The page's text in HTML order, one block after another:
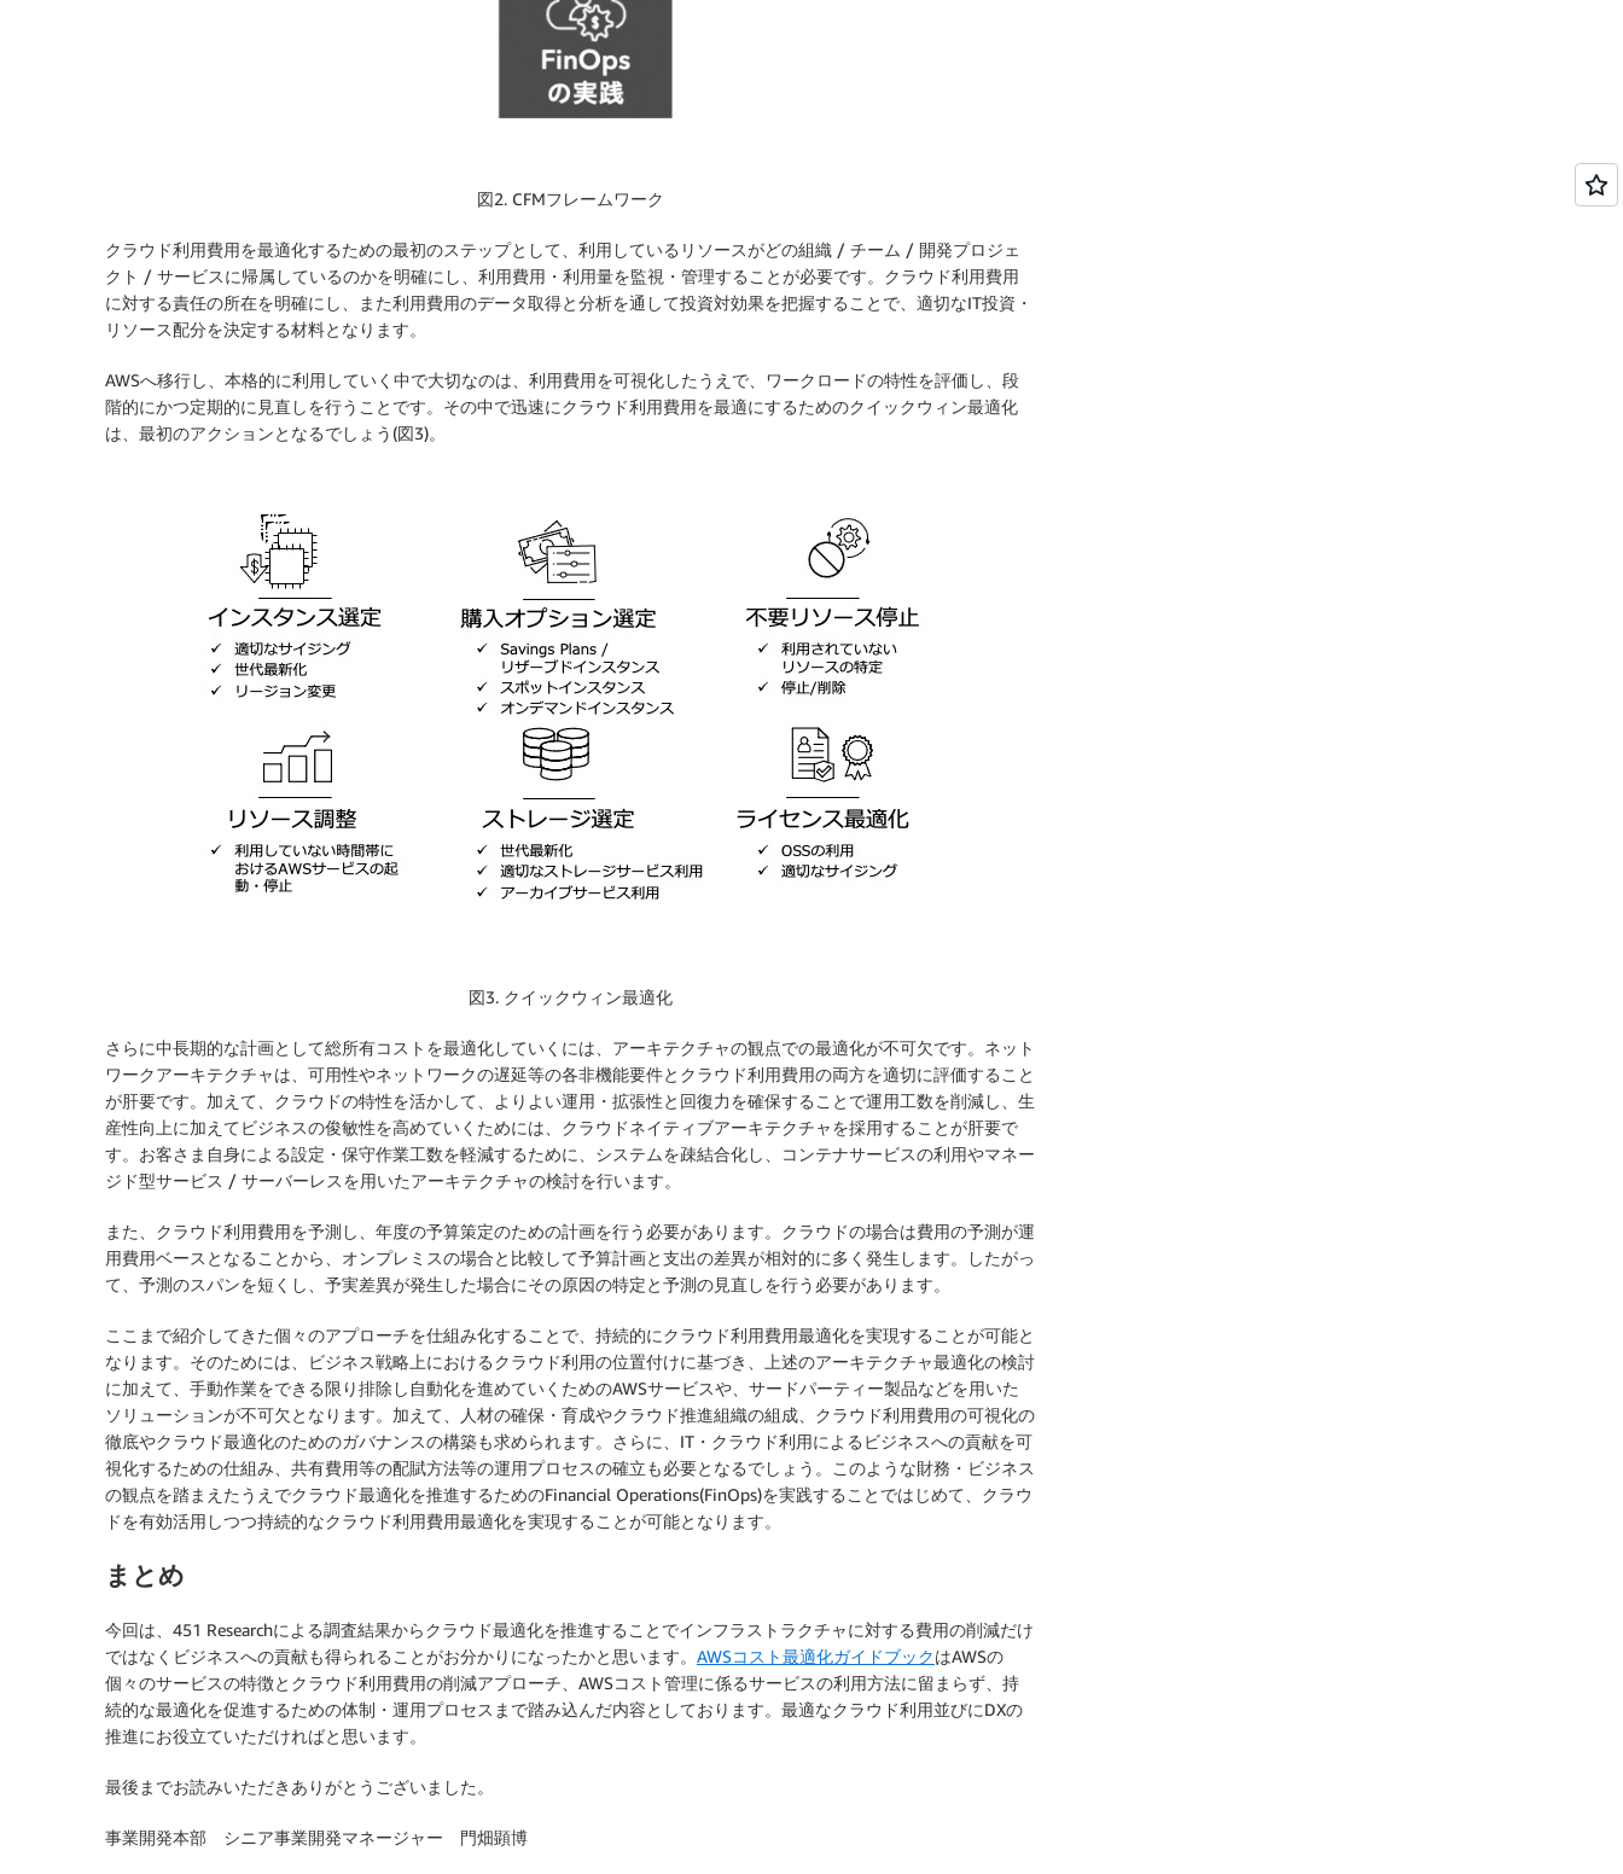
図2. CFMフレームワーク
クラウド利用費用を最適化するための最初のステップとして、利用しているリソースがどの組織 / チーム / 開発プロジェ
クト / サービスに帰属しているのかを明確にし、利用費用・利用量を監視・管理することが必要です。クラウド利用費用
に対する責任の所在を明確にし、また利用費用のデータ取得と分析を通して投資対効果を把握することで、適切なIT投資・
リソース配分を決定する材料となります。
AWSへ移行し、本格的に利用していく中で大切なのは、利用費用を可視化したうえで、ワークロードの特性を評価し、段
階的にかつ定期的に見直しを行うことです。その中で迅速にクラウド利用費用を最適にするためのクイックウィン最適化
は、最初のアクションとなるでしょう(図3)。
図3. クイックウィン最適化
さらに中長期的な計画として総所有コストを最適化していくには、アーキテクチャの観点での最適化が不可欠です。ネット
ワークアーキテクチャは、可用性やネットワークの遅延等の各非機能要件とクラウド利用費用の両方を適切に評価すること
が肝要です。加えて、クラウドの特性を活かして、よりよい運用・拡張性と回復力を確保することで運用工数を削減し、生
産性向上に加えてビジネスの俊敏性を高めていくためには、クラウドネイティブアーキテクチャを採用することが肝要で
す。お客さま自身による設定・保守作業工数を軽減するために、システムを疎結合化し、コンテナサービスの利用やマネー
ジド型サービス / サーバーレスを用いたアーキテクチャの検討を行います。
また、クラウド利用費用を予測し、年度の予算策定のための計画を行う必要があります。クラウドの場合は費用の予測が運
用費用ベースとなることから、オンプレミスの場合と比較して予算計画と支出の差異が相対的に多く発生します。したがっ
て、予測のスパンを短くし、予実差異が発生した場合にその原因の特定と予測の見直しを行う必要があります。
ここまで紹介してきた個々のアプローチを仕組み化することで、持続的にクラウド利用費用最適化を実現することが可能と
なります。そのためには、ビジネス戦略上におけるクラウド利用の位置付けに基づき、上述のアーキテクチャ最適化の検討
に加えて、手動作業をできる限り排除し自動化を進めていくためのAWSサービスや、サードパーティー製品などを用いた
ソリューションが不可欠となります。加えて、人材の確保・育成やクラウド推進組織の組成、クラウド利用費用の可視化の
徹底やクラウド最適化のためのガバナンスの構築も求められます。さらに、IT・クラウド利用によるビジネスへの貢献を可
視化するための仕組み、共有費用等の配賦方法等の運用プロセスの確立も必要となるでしょう。このような財務・ビジネス
の観点を踏まえたうえでクラウド最適化を推進するためのFinancial Operations(FinOps)を実践することではじめて、クラウ
ドを有効活用しつつ持続的なクラウド利用費用最適化を実現することが可能となります。
まとめ
今回は、451 Researchによる調査結果からクラウド最適化を推進することでインフラストラクチャに対する費用の削減だけ
ではなくビジネスへの貢献も得られることがお分かりになったかと思います。 AWSコスト最適化ガイドブックはAWSの
個々のサービスの特徴とクラウド利用費用の削減アプローチ、AWSコスト管理に係るサービスの利用方法に留まらず、持
続的な最適化を促進するための体制・運用プロセスまで踏み込んだ内容としております。最適なクラウド利用並びにDXの
推進にお役立ていただければと思います。
最後までお読みいただきありがとうございました。
事業開発本部 シニア事業開発マネージャー 門畑顕博